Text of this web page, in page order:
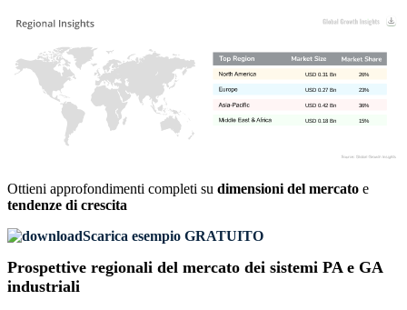
15%
USD 0.18 Bn
36%
USD 0.42 Bn
23%
USD 0.27 Bn
26%
USD 0.31 Bn
Ottieni approfondimenti completi su dimensioni del mercato e
tendenze di crescita
Scarica esempio GRATUITO
Prospettive regionali del mercato dei sistemi PA e GA
industriali